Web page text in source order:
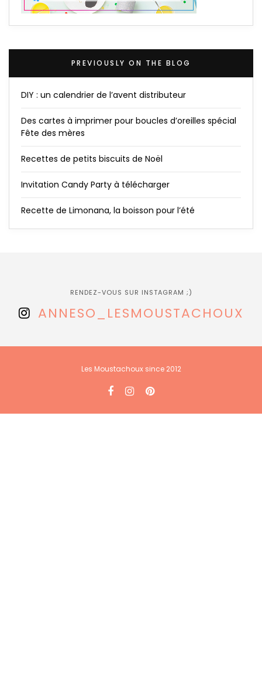
PREVIOUSLY ON THE BLOG
DIY : un calendrier de l’avent distributeur
Des cartes à imprimer pour boucles d’oreilles spécial
Fête des mères
Recettes de petits biscuits de Noël
Invitation Candy Party à télécharger
Recette de Limonana, la boisson pour l’été
RENDEZ-VOUS SUR INSTAGRAM ;)
ANNESO_LESMOUSTACHOUX
Les Moustachoux since 2012